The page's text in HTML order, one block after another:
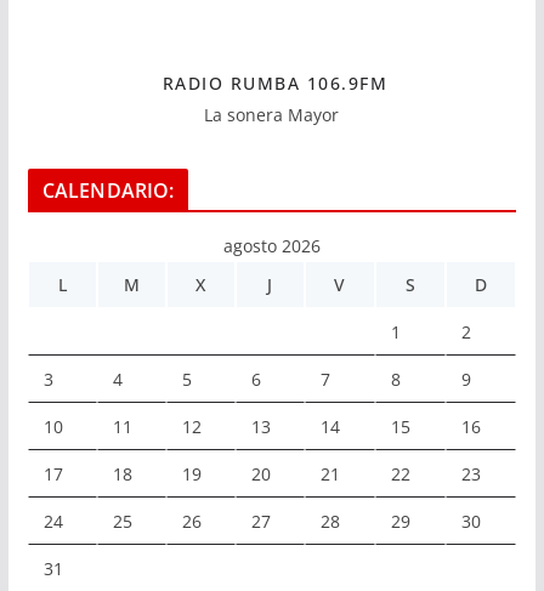
RADIO RUMBA 106.9FM
La sonera Mayor
CALENDARIO:
agosto 2026
L
M X J V S D
1 2
3 4 5 6 7 8 9
10 11 12 13 14 15 16
17 18 19 20 21 22 23
24 25 26 27 28 29 30
31